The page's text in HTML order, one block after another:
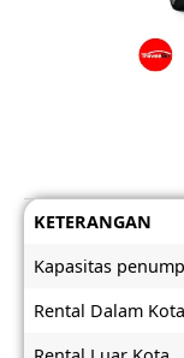
KETERANGAN
Kapasitas
Rental Dalam Kota